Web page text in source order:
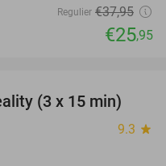
Regulier €37,95
€25,95
35%
(3 x 15 min)
9.3 star